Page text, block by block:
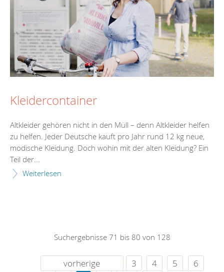
Kleidercontainer
Altkleider gehören nicht in den Müll – denn Altkleider helfen
zu helfen. Jeder Deutsche kauft pro Jahr rund 12 kg neue,
modische Kleidung. Doch wohin mit der alten Kleidung? Ein
Teil der...
Weiterlesen
Suchergebnisse 71 bis 80 von 128
vorherige 3 4 5
6